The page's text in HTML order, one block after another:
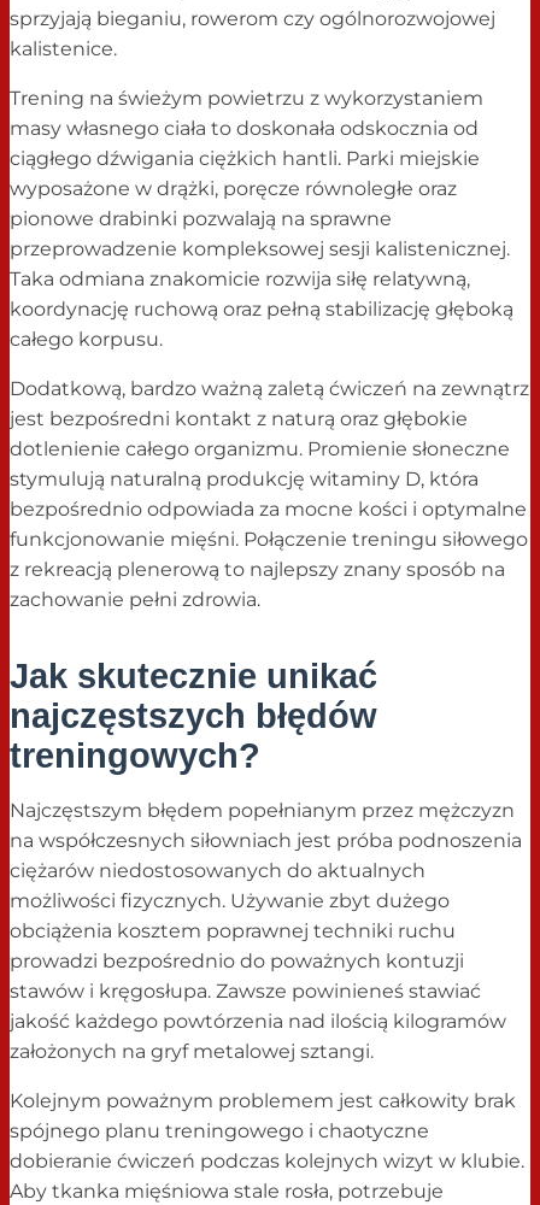
sprzyjają bieganiu, rowerom czy ogólnorozwojowej
kalistenice.
Trening na świeżym powietrzu z wykorzystaniem
masy własnego ciała to doskonała odskocznia od
ciągłego dźwigania ciężkich hantli. Parki miejskie
wyposażone w drążki, poręcze równoległe oraz
pionowe drabinki pozwalają na sprawne
przeprowadzenie kompleksowej sesji kalistenicznej.
Taka odmiana znakomicie rozwija siłę relatywną,
koordynację ruchową oraz pełną stabilizację głęboką
całego korpusu.
Dodatkową, bardzo ważną zaletą ćwiczeń na zewnątrz
jest bezpośredni kontakt z naturą oraz głębokie
dotlenienie całego organizmu. Promienie słoneczne
stymulują naturalną produkcję witaminy D, która
bezpośrednio odpowiada za mocne kości i optymalne
funkcjonowanie mięśni. Połączenie treningu siłowego
z rekreacją plenerową to najlepszy znany sposób na
zachowanie pełni zdrowia.
Jak skutecznie unikać
najczęstszych błędów
treningowych?
Najczęstszym błędem popełnianym przez mężczyzn
na współczesnych siłowniach jest próba podnoszenia
ciężarów niedostosowanych do aktualnych
możliwości fizycznych. Używanie zbyt dużego
obciążenia kosztem poprawnej techniki ruchu
prowadzi bezpośrednio do poważnych kontuzji
stawów i kręgosłupa. Zawsze powinieneś stawiać
jakość każdego powtórzenia nad ilością kilogramów
założonych na gryf metalowej sztangi.
Kolejnym poważnym problemem jest całkowity brak
spójnego planu treningowego i chaotyczne
dobieranie ćwiczeń podczas kolejnych wizyt w klubie.
Aby tkanka mięśniowa stale rosła, potrzebuje